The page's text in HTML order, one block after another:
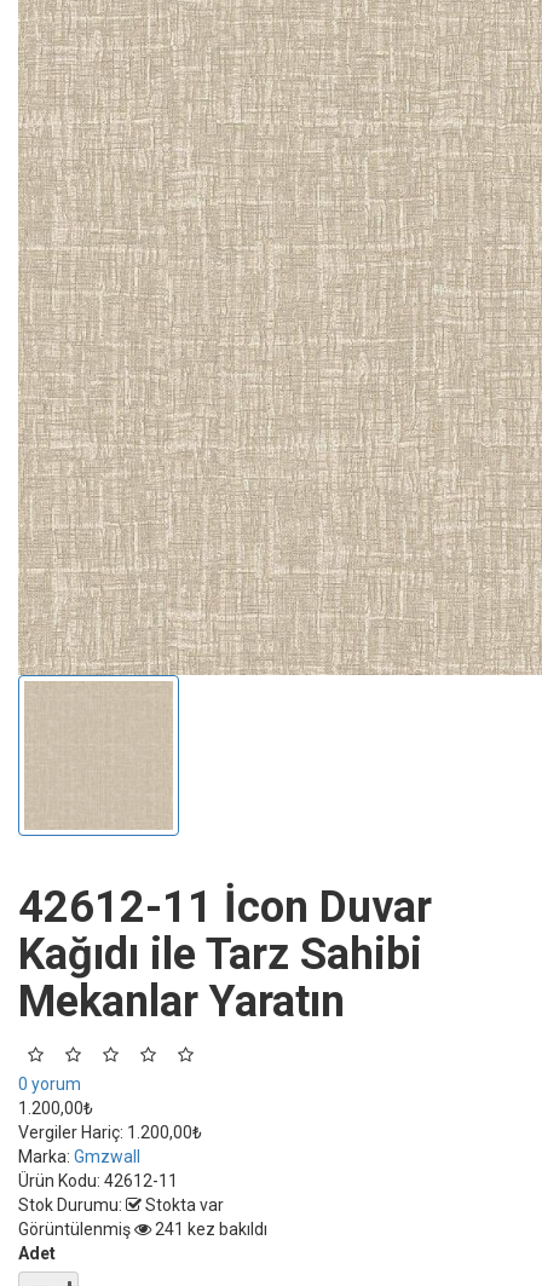
42612-11 İcon Duvar
Kağıdı ile Tarz Sahibi
Mekanlar Yaratın
0 yorum
1.200,00₺
Vergiler Hariç: 1.200,00₺
Marka: Gmzwall
Ürün Kodu: 42612-11
Stok Durumu:
Stokta var
Görüntülenmiş
241 kez bakıldı
Adet